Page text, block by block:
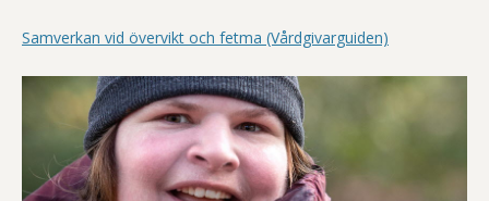
Samverkan vid övervikt och fetma (Vårdgivarguiden)